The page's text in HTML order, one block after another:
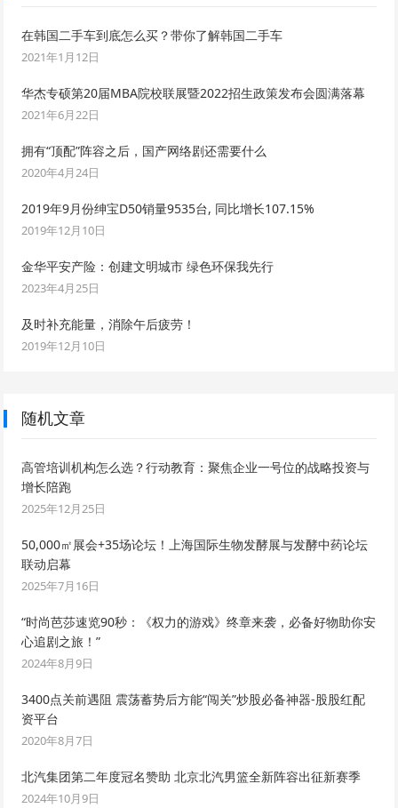
在韩国二手车到底怎么买？带你了解韩国二手车
2021年1月12日
华杰专硕第20届MBA院校联展暨2022招生政策发布会圆满落幕
2021年6月22日
拥有“顶配”阵容之后，国产网络剧还需要什么
2020年4月24日
2019年9月份绅宝D50销量9535台, 同比增长107.15%
2019年12月10日
金华平安产险：创建文明城市 绿色环保我先行
2023年4月25日
及时补充能量，消除午后疲劳！
2019年12月10日
随机文章
高管培训机构怎么选？行动教育：聚焦企业一号位的战略投资与
增长陪跑
2025年12月25日
50,000㎡展会+35场论坛！上海国际生物发酵展与发酵中药论坛
联动启幕
2025年7月16日
“时尚芭莎速览90秒：《权力的游戏》终章来袭，必备好物助你安
心追剧之旅！”
2024年8月9日
3400点关前遇阻 震荡蓄势后方能“闯关”炒股必备神器-股股红配
资平台
2020年8月7日
北汽集团第二年度冠名赞助 北京北汽男篮全新阵容出征新赛季
2024年10月9日